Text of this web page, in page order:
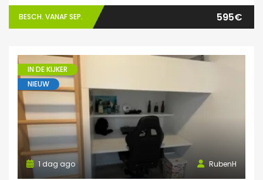
BESCH. VANAF SEP. 595€
IN DE KIJKER
NIEUW
RubenH
1 dag ago